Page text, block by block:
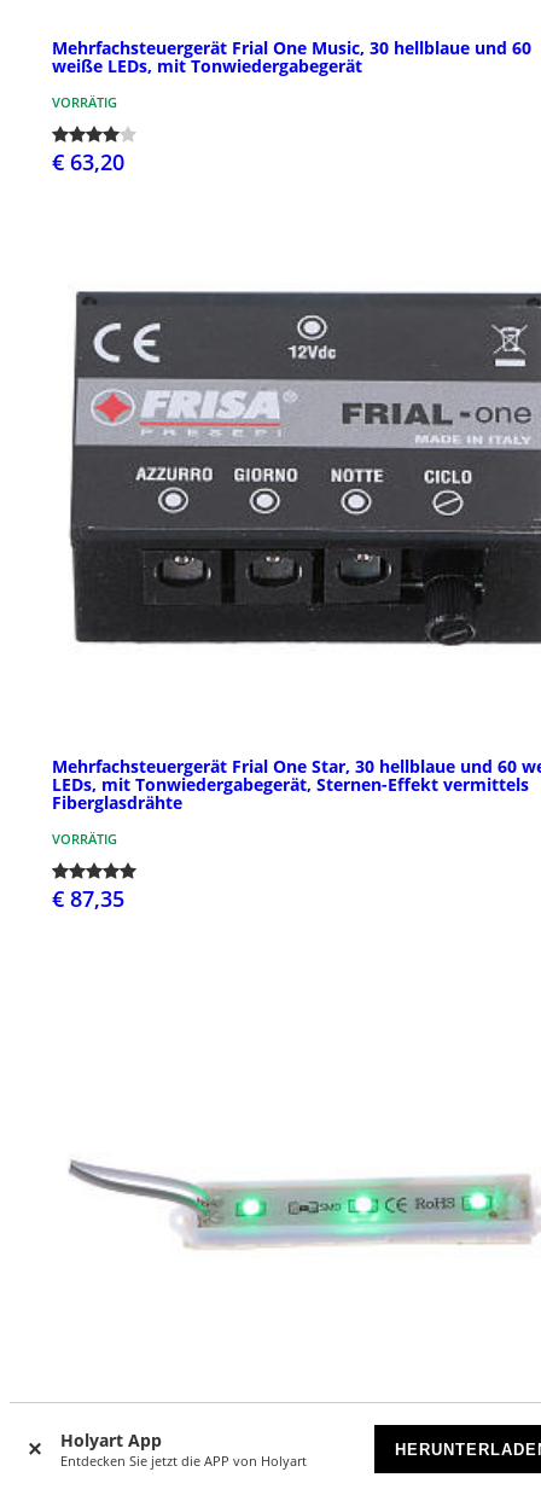
Holyart App
Entdecken Sie jetzt die APP von Holyart
Mehrfachsteuergerät Frial One Music, 30 hellblaue und 60
weiße LEDs, mit Tonwiedergabegerät
VORRÄTIG
€ 63,20
Mehrfachsteuergerät Frial One Star, 30 hellblaue und 60
LEDs, mit Tonwiedergabegerät, Sternen-Effekt vermittels
Fiberglasdrähte
VORRÄTIG
€ 87,35